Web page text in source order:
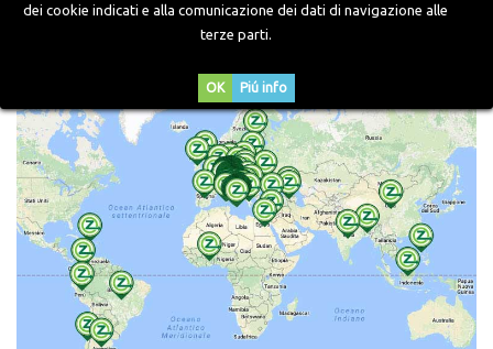
dei cookie indicati e alla comunicazione dei dati di navigazione alle
terze parti.
OK Piú info
una presenza capillare di agenti e distributori.